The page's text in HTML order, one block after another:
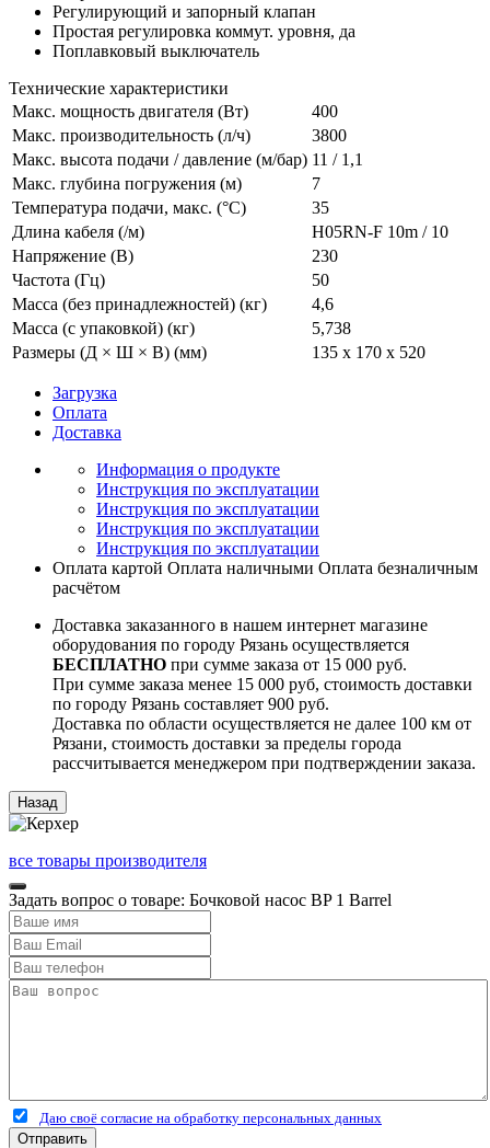
Регулирующий и запорный клапан
Простая регулировка коммут. уровня, да
Поплавковый выключатель
Технические характеристики
Макс. мощность двигателя (Вт)
400
Макс. производительность (л/ч)
3800
Макс. высота подачи / давление (м/бар) 11 / 1,1
Макс. глубина погружения (м)
7
Температура подачи, макс. (°C)
35
Длина кабеля (/м)
H05RN-F 10m / 10
Напряжение (В)
230
Частота (Гц)
50
Масса (без принадлежностей) (кг)
4,6
Масса (с упаковкой) (кг)
5,738
Размеры (Д × Ш × В) (мм)
135 x 170 x 520
Загрузка
Оплата
Доставка
Информация о продукте
Инструкция по эксплуатации
Инструкция по эксплуатации
Инструкция по эксплуатации
Инструкция по эксплуатации
Оплата картой Оплата наличными Оплата безналичным
расчётом
Доставка заказанного в нашем интернет магазине
оборудования по городу Рязань осуществляется
БЕСПЛАТНО при сумме заказа от 15 000 руб.
При сумме заказа менее 15 000 руб, стоимость доставки
по городу Рязань составляет 900 руб.
Доставка по области осуществляется не далее 100 км от
Рязани, стоимость доставки за пределы города
рассчитывается менеджером при подтверждении заказа.
все товары производителя
Задать вопрос о товаре: Бочковой насос BP 1 Barrel
Даю своё согласие на обработку персональных данных
Отправить